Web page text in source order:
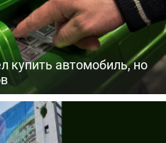
купить автомобиль, но